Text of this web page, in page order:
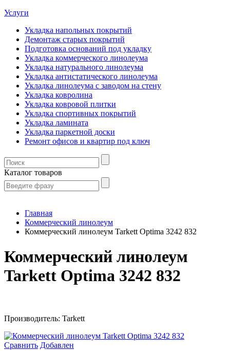
Услуги
Укладка напольных покрытий
Демонтаж старых покрытий
Подготовка оснований под укладку
Укладка коммерческого линолеума
Укладка натурального линолеума
Укладка антистатического линолеума
Укладка линолеума с заводом на стену
Укладка ковролина
Укладка ковровой плитки
Укладка спортивных покрытий
Укладка ламината
Укладка паркетной доски
Ремонт офисов и квартир под ключ
Каталог товаров
Главная
Коммерческий линолеум
Коммерческий линолеум Tarkett Optima 3242 832
Коммерческий линолеум
Tarkett Optima 3242 832
Производитель: Tarkett
Сравнить Добавлен